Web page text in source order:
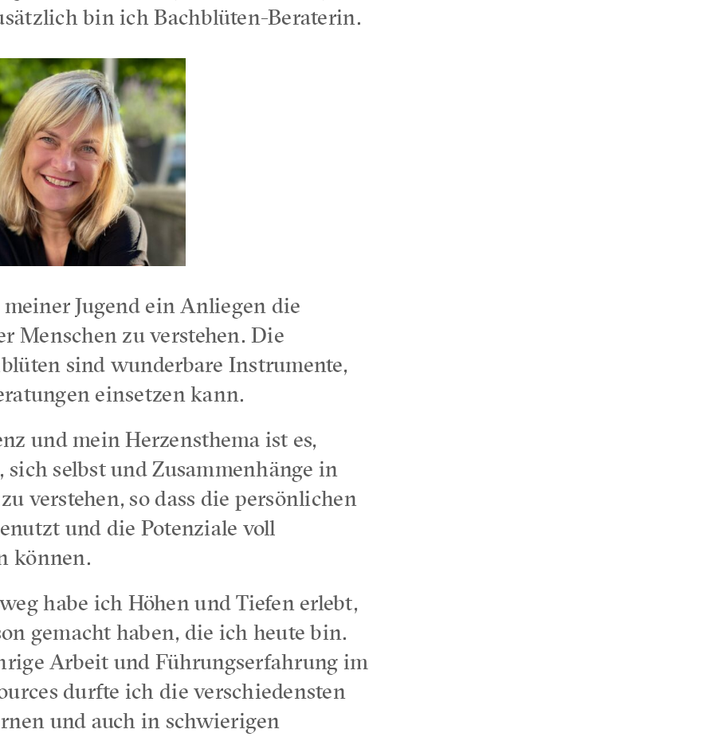
bin ich Bachblüten-Beraterin.
Jugend ein Anliegen die
Menschen zu verstehen. Die
sind wunderbare Instrumente,
einsetzen kann.
und mein Herzensthema ist es,
sich selbst und Zusammenhänge in
verstehen, so dass die persönlichen
und die Potenziale voll
können.
habe ich Höhen und Tiefen erlebt,
gemacht haben, die ich heute bin.
Arbeit und Führungserfahrung im
durfte ich die verschiedensten
und auch in schwierigen